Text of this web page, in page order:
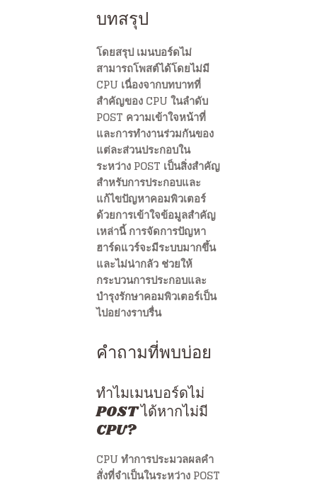
บทสรุป
โดยสรุป เมนบอร์ดไม่
สามารถโพสต์ได้โดยไม่มี
CPU เนื่องจากบทบาทที่
สำคัญของ CPU ในลำดับ
POST ความเข้าใจหน้าที่
และการทำงานร่วมกันของ
แต่ละส่วนประกอบใน
ระหว่าง POST เป็นสิ่งสำคัญ
สำหรับการประกอบและ
แก้ไขปัญหาคอมพิวเตอร์
ด้วยการเข้าใจข้อมูลสำคัญ
เหล่านี้ การจัดการปัญหา
ฮาร์ดแวร์จะมีระบบมากขึ้น
และไม่น่ากลัว ช่วยให้
กระบวนการประกอบและ
บำรุงรักษาคอมพิวเตอร์เป็น
ไปอย่างราบรื่น
คำถามที่พบบ่อย
ทำไมเมนบอร์ดไม่
POST ได้หากไม่มี
CPU?
CPU ทำการประมวลผลคำ
สั่งที่จำเป็นในระหว่าง POST